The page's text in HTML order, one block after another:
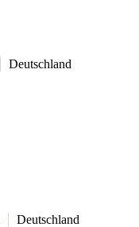
Deutschland
Deutschland